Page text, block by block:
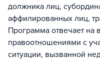
должника лиц,
аффилированных лиц,
Программа отвечает на
правоотношениями с
ситуации, вызванной